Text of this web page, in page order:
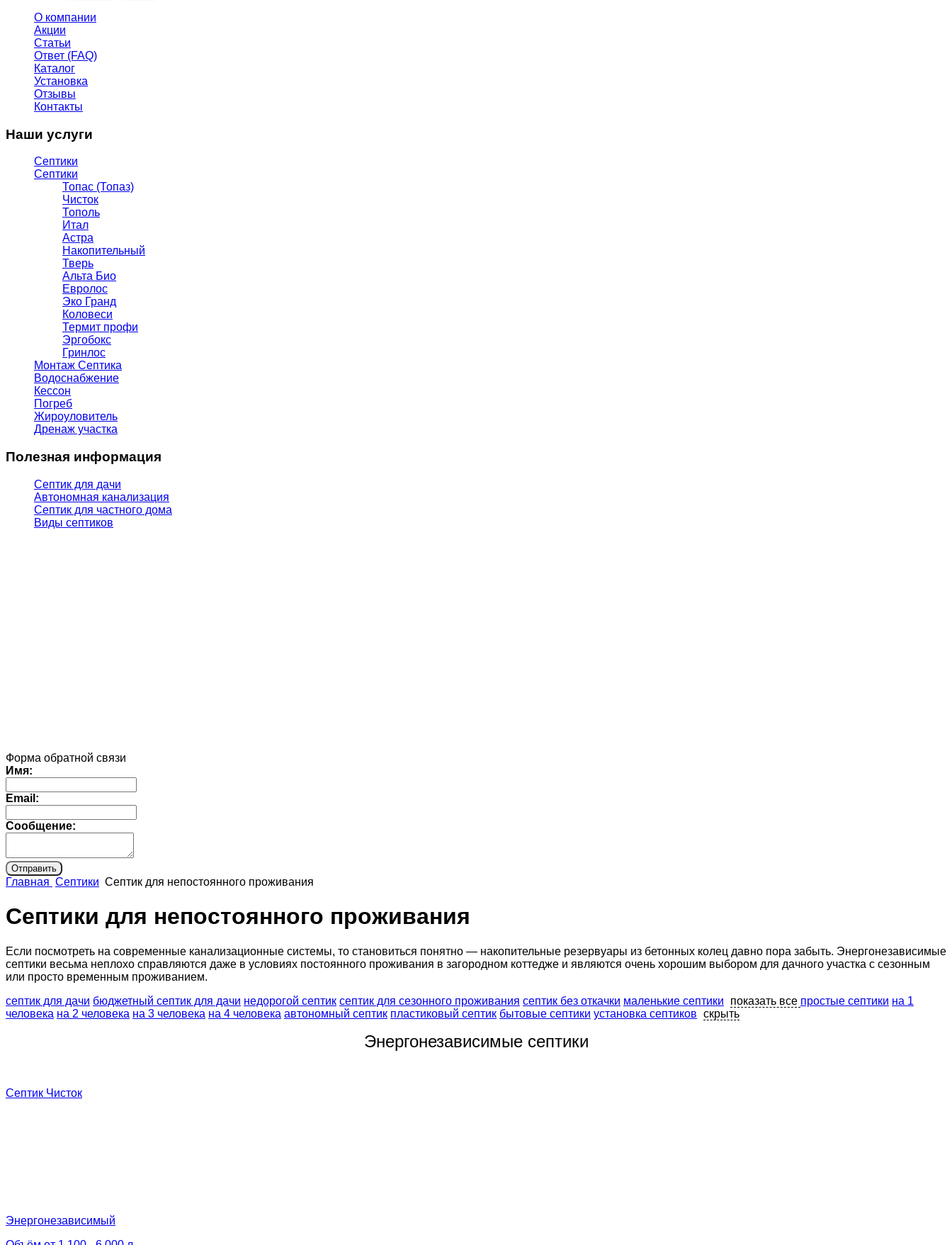
О компании
Акции
Статьи
Ответ (FAQ)
Каталог
Установка
Отзывы
Контакты
Наши услуги
Септики
Септики
Топас (Топаз)
Чисток
Тополь
Итал
Астра
Накопительный
Тверь
Альта Био
Евролос
Эко Гранд
Коловеси
Термит профи
Эргобокс
Гринлос
Монтаж Септика
Водоснабжение
Кессон
Погреб
Жироуловитель
Дренаж участка
Полезная информация
Септик для дачи
Автономная канализация
Септик для частного дома
Виды септиков
Форма обратной связи
Имя:
Email:
Сообщение:
Главная Септики Септик для непостоянного проживания
Септики для непостоянного проживания
Если посмотреть на современные канализационные системы, то становиться понятно — накопительные резервуары из бетонных колец давно пора забыть. Энергонезависимые
септики весьма неплохо справляются даже в условиях постоянного проживания в загородном коттедже и являются очень хорошим выбором для дачного участка с сезонным
или просто временным проживанием.
септик для дачи бюджетный септик для дачи недорогой септик септик для сезонного проживания септик без откачки маленькие септики показать все простые септики на 1
человека на 2 человека на 3 человека на 4 человека автономный септик пластиковый септик бытовые септики установка септиков скрыть
Энергонезависимые септики
Септик Чисток
Энергонезависимый